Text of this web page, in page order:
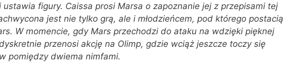
ustawia figury. Caissa prosi Marsa o zapoznanie jej z przepisami tej
jest nie tylko grą, ale i młodzieńcem, pod którego postacią
W momencie, gdy Mars przechodzi do ataku na wdzięki pięknej
przenosi akcję na Olimp, gdzie wciąż jeszcze toczy się
pomiędzy dwiema nimfami.